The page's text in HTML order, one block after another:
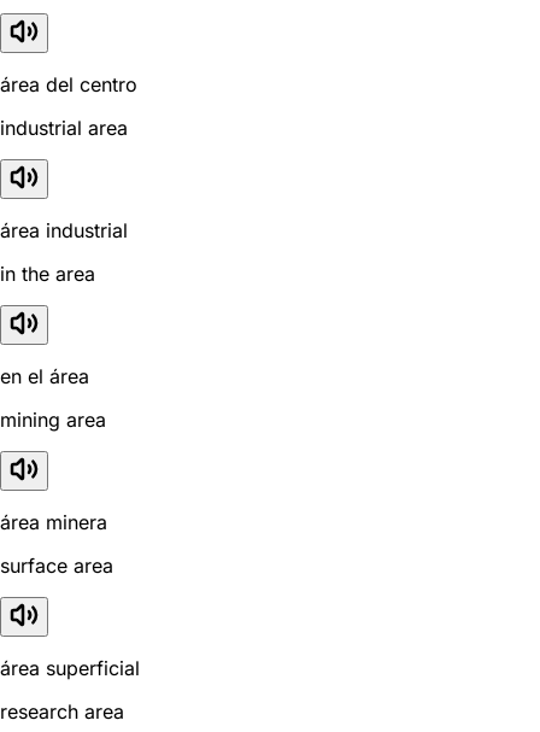
área del centro
industrial area
área industrial
in the area
en el área
mining area
área minera
surface area
área superficial
research area